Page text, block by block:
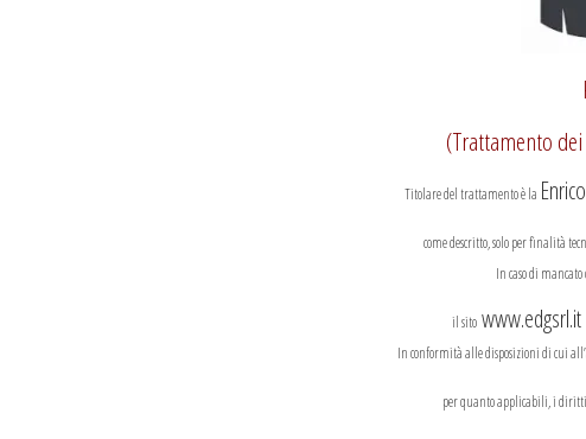
(Trattamento
Titolare del trattamento è la
come descritto, solo per finalità
In caso di
il sitowww.edgsrl.it
In conformità alle disposizioni di cui
per quanto applicabili, i diritti